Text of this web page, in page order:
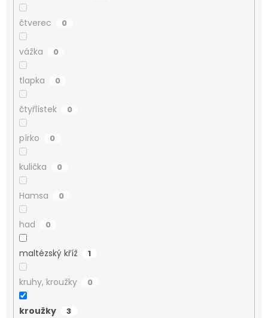
čtverec 0
vážka 0
tlapka 0
čtyřlístek 0
pírko 0
kulička 0
Hamsa 0
had 0
maltézský kříž 1
kruhy, kroužky 0
kroužky 3